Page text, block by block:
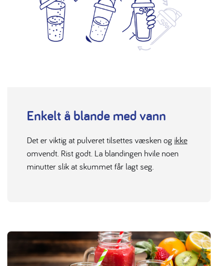
Enkelt å blande med vann
Det er viktig at pulveret tilsettes væsken og ikke
omvendt. Rist godt. La blandingen hvile noen
minutter slik at skummet får lagt seg.